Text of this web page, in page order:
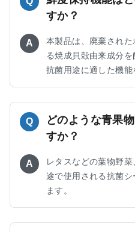
すか？
A
本製品は、廃棄され
る焼成貝殻由来成分
抗菌用途に適した機能
Q
どのような青果
すか？
A
レタスなどの葉物野
途で使用される抗菌
ます。